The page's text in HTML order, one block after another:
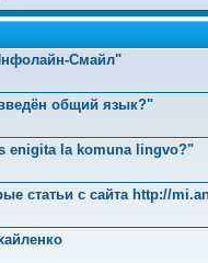
Смайл"
общий язык?"
enigita la komuna lingvo?"
статьи с сайта http://